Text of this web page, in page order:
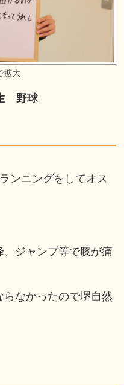
野球
ンニングをしてオス
ジャンプ等で膝が痛
なかったので堺自然